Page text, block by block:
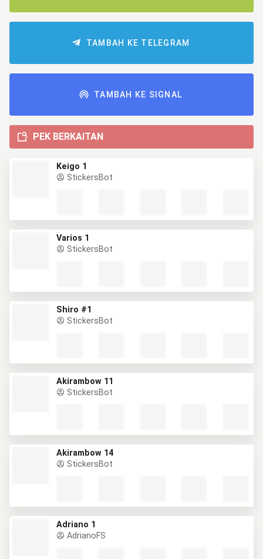
TAMBAH KE TELEGRAM
TAMBAH KE SIGNAL
PEK BERKAITAN
Keigo 1
StickersBot
Varios 1
StickersBot
Shiro #1
StickersBot
Akirambow 11
StickersBot
Akirambow 14
StickersBot
Adriano 1
AdrianoFS